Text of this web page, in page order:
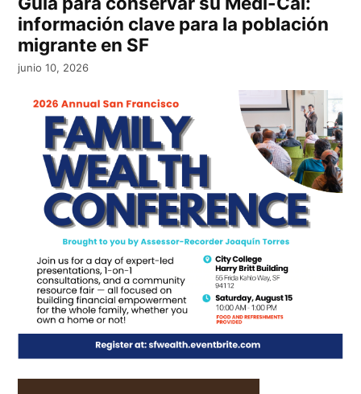
información clave para la población
migrante en SF
junio 10, 2026